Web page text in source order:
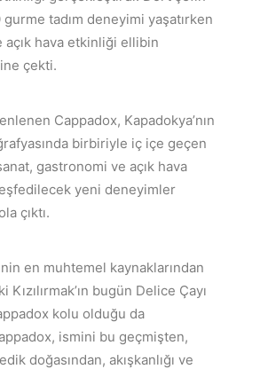
tadım deneyimi yaşatırken
açık hava etkinliği ellibin
çekti.
Cappadox, Kapadokya’nın
birbiriyle iç içe geçen
gastronomi ve açık hava
yeni deneyimler
çıktı.
en muhtemel kaynaklarından
bugün Delice Çayı
kolu olduğu da
ismini bu geçmişten,
doğasından, akışkanlığı ve